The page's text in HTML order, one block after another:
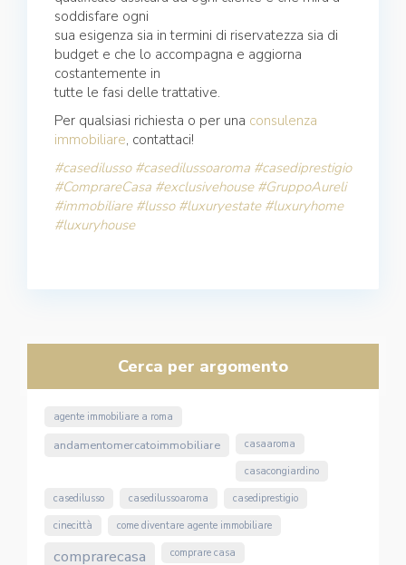
soddisfare ogni
sua esigenza sia in termini di riservatezza sia di
budget e che lo accompagna e aggiorna
costantemente in
tutte le fasi delle trattative.
Per qualsiasi richiesta o per una consulenza
immobiliare, contattaci!
#casedilusso #casedilussoaroma #casediprestigio
#ComprareCasa #exclusivehouse #GruppoAureli
#immobiliare #lusso #luxuryestate #luxuryhome
#luxuryhouse
Cerca per argomento
agente immobiliare a roma
andamentomercatoimmobiliare
casaaroma
casacongiardino
casedilusso
casedilussoaroma
casediprestigio
cinecittà
come diventare agente immobiliare
comprarecasa comprare casa